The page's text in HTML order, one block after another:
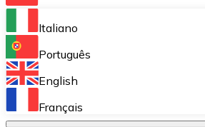
Bitnovo Ramp
Integra nuestra solución en tu
Bitnovo Giftcards
Bitnovo OTC
Italiano
Português
English
Français